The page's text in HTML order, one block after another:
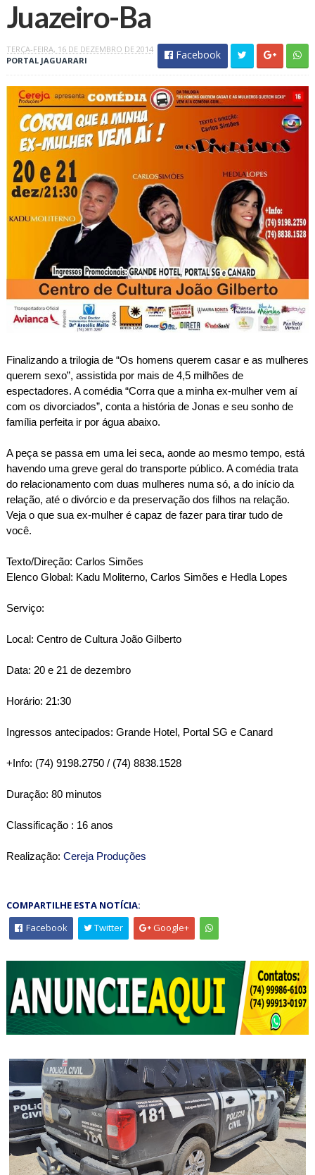
TERÇA-FEIRA, 16 DE DEZEMBRO DE 2014
PORTAL JAGUARARI
Facebook
Finalizando a trilogia de “Os homens querem casar e as mulheres
querem sexo”, assistida por mais de 4,5 milhões de
espectadores. A comédia “Corra que a minha ex-mulher vem aí
com os divorciados”, conta a história de Jonas e seu sonho de
família perfeita ir por água abaixo.
A peça se passa em uma lei seca, aonde ao mesmo tempo, está
havendo uma greve geral do transporte público. A comédia trata
do relacionamento com duas mulheres numa só, a do início da
relação, até o divórcio e da preservação dos filhos na relação.
Veja o que sua ex-mulher é capaz de fazer para tirar tudo de
você.
Texto/Direção: Carlos Simões
Elenco Global: Kadu Moliterno, Carlos Simões e Hedla Lopes
Serviço:
Local: Centro de Cultura João Gilberto
Data: 20 e 21 de dezembro
Horário: 21:30
Ingressos antecipados: Grande Hotel, Portal SG e Canard
+Info: (74) 9198.2750 / (74) 8838.1528
Duração: 80 minutos
Classificação : 16 anos
Realização: Cereja Produções
COMPARTILHE ESTA NOTÍCIA:
Facebook
Twitter Google+